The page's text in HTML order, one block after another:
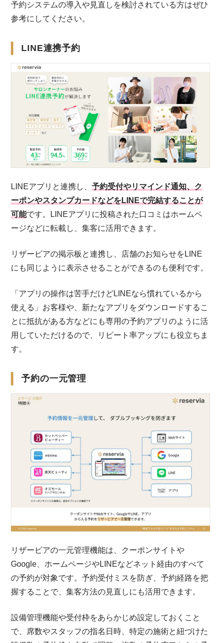
予約システムの導入や見直しを検討されている方はぜひ
参考にしてください。
LINE連携予約
LINEアプリと連携し、予約受付やリマインド通知、ク
ーポンやスタンプカードなどをLINEで完結することが
可能です。LINEアプリに投稿された口コミはホームペ
ージなどに転載し、集客に活用できます。
リザービアの掲示板と連携し、店舗のお知らせをLINE
にも同じように表示させることができるのも便利です。
「アプリの操作は苦手だけどLINEなら慣れているから
使える」お客様や、新たなアプリをダウンロードするこ
とに抵抗がある方などにも専用の予約アプリのように活
用していただけるので、リピート率アップにも役立ちま
す。
予約の一元管理
リザービアの一元管理機能は、クーポンサイトや
Google、ホームページやLINEなどネット経由のすべて
の予約が対象です。予約受付ミスを防ぎ、予約経路を把
握することで、集客方法の見直しにも活用できます。
設備管理機能や受付枠をあらかじめ設定しておくこと
で、席数やスタッフの指名日時、特定の施術と紐づけた